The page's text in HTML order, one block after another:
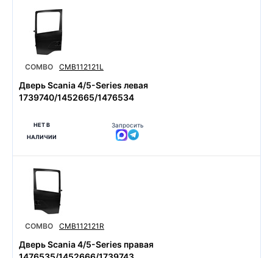
COMBO CMB112121L
Дверь Scania 4/5-Series левая
1739740/1452665/1476534
НЕТ В
НАЛИЧИИ
Запросить
COMBO CMB112121R
Дверь Scania 4/5-Series правая